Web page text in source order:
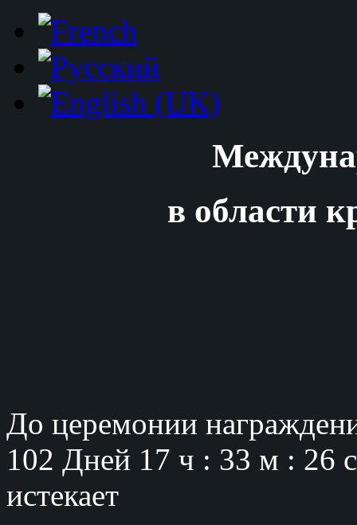
в области
До церемонии
102 Дней 17 ч : 33 м : 25
истекает